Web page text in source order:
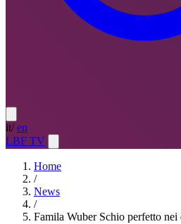
it/ en
LBF TV
Home
/
News
/
Famila Wuber Schio perfetto